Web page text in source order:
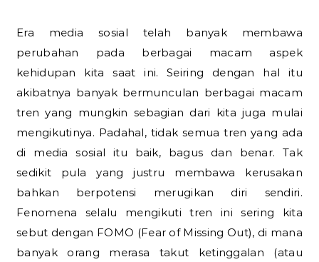
Era media sosial telah banyak membawa
perubahan pada berbagai macam aspek
kehidupan kita saat ini. Seiring dengan hal itu
akibatnya banyak bermunculan berbagai macam
tren yang mungkin sebagian dari kita juga mulai
mengikutinya. Padahal, tidak semua tren yang ada
di media sosial itu baik, bagus dan benar. Tak
sedikit pula yang justru membawa kerusakan
bahkan berpotensi merugikan diri sendiri.
Fenomena selalu mengikuti tren ini sering kita
sebut dengan FOMO (Fear of Missing Out), di mana
banyak orang merasa takut ketinggalan (atau